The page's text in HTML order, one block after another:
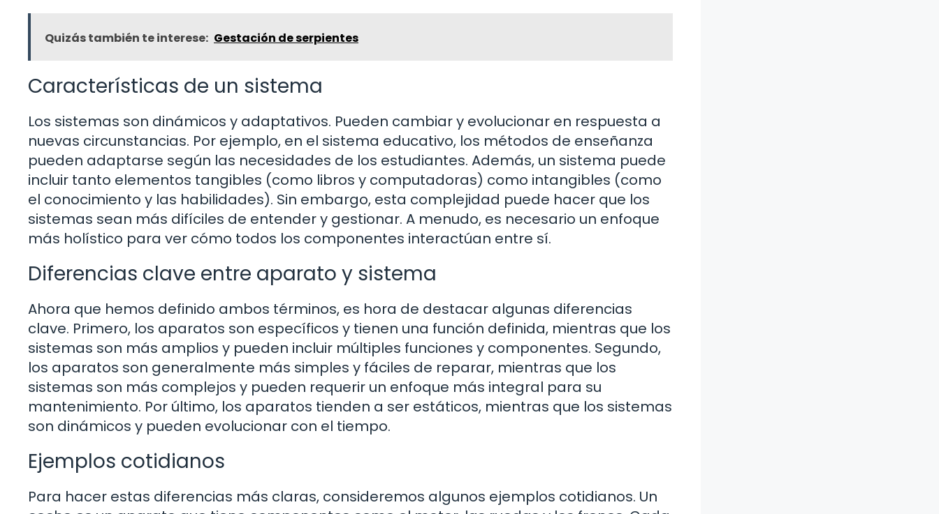
Quizás también te interese: Gestación de serpientes
Características de un sistema
Los sistemas son dinámicos y adaptativos. Pueden cambiar y evolucionar en respuesta a
nuevas circunstancias. Por ejemplo, en el sistema educativo, los métodos de enseñanza
pueden adaptarse según las necesidades de los estudiantes. Además, un sistema puede
incluir tanto elementos tangibles (como libros y computadoras) como intangibles (como
el conocimiento y las habilidades). Sin embargo, esta complejidad puede hacer que los
sistemas sean más difíciles de entender y gestionar. A menudo, es necesario un enfoque
más holístico para ver cómo todos los componentes interactúan entre sí.
Diferencias clave entre aparato y sistema
Ahora que hemos definido ambos términos, es hora de destacar algunas diferencias
clave. Primero, los aparatos son específicos y tienen una función definida, mientras que los
sistemas son más amplios y pueden incluir múltiples funciones y componentes. Segundo,
los aparatos son generalmente más simples y fáciles de reparar, mientras que los
sistemas son más complejos y pueden requerir un enfoque más integral para su
mantenimiento. Por último, los aparatos tienden a ser estáticos, mientras que los sistemas
son dinámicos y pueden evolucionar con el tiempo.
Ejemplos cotidianos
Para hacer estas diferencias más claras, consideremos algunos ejemplos cotidianos. Un